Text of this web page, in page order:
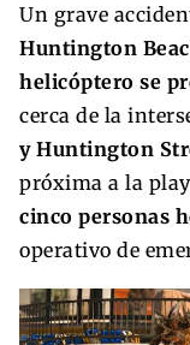
Un grave
Huntington
helicóptero se
cerca de la
y Huntington
próxima a la
cinco personas
operativo de